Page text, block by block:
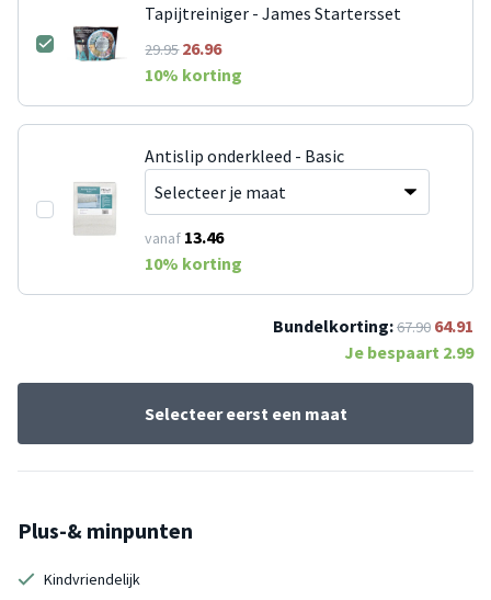
Tapijtreiniger - James Startersset
29.9526.96
10% korting
Antislip onderkleed - Basic
vanaf 13.46
10% korting
Bundelkorting:67.90 64.91
Je bespaart 2.99
Selecteer eerst een maat
Plus-& minpunten
Kindvriendelijk